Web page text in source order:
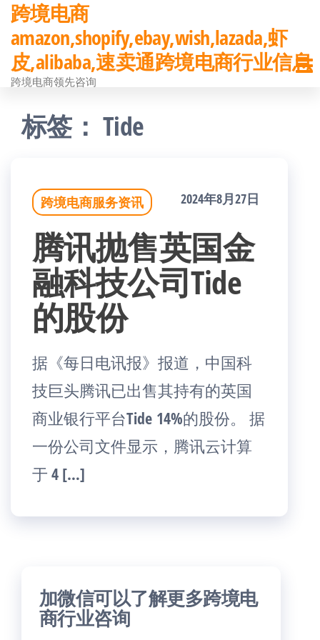
前
往
内
跨境电商
amazon,shopify,ebay,wish,lazada,虾
皮,alibaba,速卖通跨境电商行业信息
跨境电商领先咨询
标签：Tide
跨境电商服务资讯 2024年8月27日
腾讯抛售英国金
融科技公司Tide
的股份
据《每日电讯报》报道，中国科
技巨头腾讯已出售其持有的英国
商业银行平台Tide 14%的股份。 据
一份公司文件显示，腾讯云计算
于 4 […]
加微信可以了解更多跨境电
商行业咨询